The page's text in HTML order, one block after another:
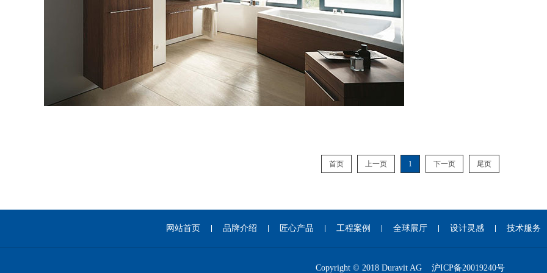
首页 上一页 1 下一页 尾页
网站首页 品牌介绍 匠心产品 工程案例 全球展厅 设计灵感 技术服务
Copyright © 2018 Duravit AG 沪ICP备20019240号